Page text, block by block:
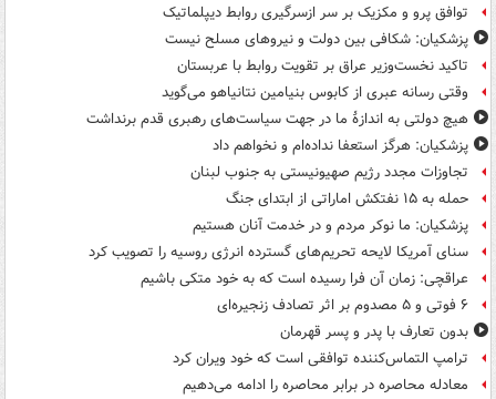
توافق پرو و مکزیک بر سر ازسرگیری روابط دیپلماتیک
پزشکیان: شکافی بین دولت و نیروهای مسلح نیست
تاکید نخست‌وزیر عراق بر تقویت روابط با عربستان
وقتی رسانه عبری از کابوس بنیامین نتانیاهو می‌گوید
هیچ دولتی به اندازۀ ما در جهت سیاست‌های رهبری قدم برنداشت
پزشکیان: هرگز استعفا نداده‌ام و نخواهم داد
تجاوزات مجدد رژیم صهیونیستی به جنوب لبنان
حمله به ۱۵ نفتکش‌ اماراتی از ابتدای جنگ
پزشکیان: ما نوکر مردم و در خدمت آنان هستیم
سنای آمریکا لایحه تحریم‌های گسترده انرژی روسیه را تصویب کرد
عراقچی: زمان آن فرا رسیده است که به خود متکی باشیم
۶ فوتی و ۵ مصدوم بر اثر تصادف زنجیره‌ای
بدون تعارف با پدر و پسر قهرمان
ترامپ التماس‌کننده توافقی است که خود ویران کرد
معادله محاصره در برابر محاصره را ادامه می‌دهیم